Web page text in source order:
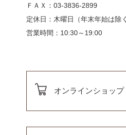
ＦＡＸ：03-3836-2899
定休日：木曜日（年末年始は除く
営業時間：10:30～19:00
オンラインショップ